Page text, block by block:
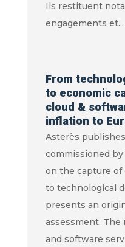
Ils restituent
engagements et...
From
to economic
cloud &
inflation to
Asterès
commissioned
on the capture of
to technological
presents an
assessment. The
and software